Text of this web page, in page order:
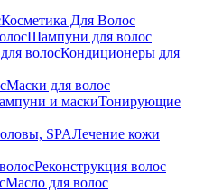
Косметика Для Волос
Шампуни для волос
Кондиционеры для
Маски для волос
Тонирующие
Лечение кожи
Реконструкция волос
Масло для волос